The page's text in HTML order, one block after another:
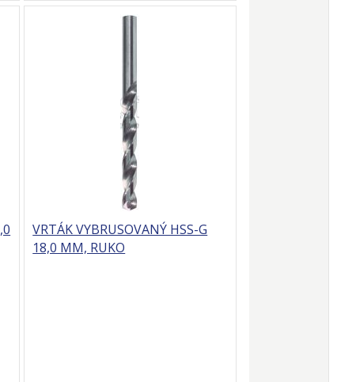
VRTÁK VYBRUSOVANÝ HSS-G
18,0 MM, RUKO